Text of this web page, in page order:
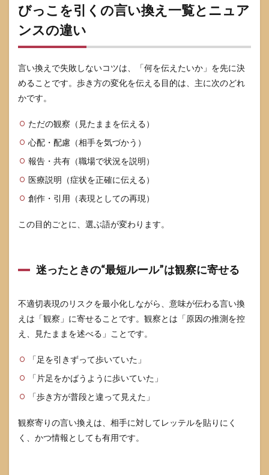
4.1
すぐ相
談を考
る“赤
ェック
リスト
（人）
様子
やす
いケ
でも
した
と
ッ
ク）
高齢
者・
子ど
もで
注意
した
いポ
イン
4.4
ペッ
びっこを引くの言い換え一覧とニュア
ンスの違い
言い換えで失敗しないコツは、「何を伝えたいか」を先に決
めることです。歩き方の変化を伝える目的は、主に次のどれ
かです。
ただの観察（見たままを伝える）
心配・配慮（相手を気づかう）
報告・共有（職場で状況を説明）
医療説明（症状を正確に伝える）
創作・引用（表現としての再現）
この目的ごとに、選ぶ語が変わります。
迷ったときの“最短ルール”は観察に寄せる
不適切表現のリスクを最小化しながら、意味が伝わる言い換
えは「観察」に寄せることです。観察とは「原因の推測を控
え、見たままを述べる」ことです。
「足を引きずって歩いていた」
「片足をかばうように歩いていた」
「歩き方が普段と違って見えた」
観察寄りの言い換えは、相手に対してレッテルを貼りにく
く、かつ情報としても有用です。